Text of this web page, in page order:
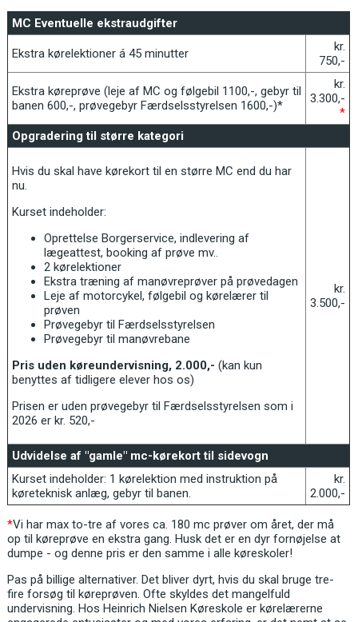
MC Eventuelle ekstraudgifter
Ekstra kørelektioner á 45 minutter
kr.
750,-
Ekstra køreprøve (leje af MC og følgebil 1100,-, gebyr til
banen 600,-, prøvegebyr Færdselsstyrelsen 1600,-)*
kr.
3.300,-
*
Opgradering til større kategori
Hvis du skal have kørekort til en større MC end du har
nu.
Kurset indeholder:
Oprettelse Borgerservice, indlevering af
lægeattest, booking af prøve mv..
2 kørelektioner
Ekstra træning af manøvreprøver på prøvedagen
Leje af motorcykel, følgebil og kørelærer til
prøven
Prøvegebyr til Færdselsstyrelsen
Prøvegebyr til manøvrebane
Pris uden køreundervisning, 2.000,- (kan kun
benyttes af tidligere elever hos os)
Prisen er uden prøvegebyr til Færdselsstyrelsen som i
2026 er kr. 520,-
kr.
3.500,-
Udvidelse af "gamle" mc-kørekort til sidevogn
Kurset indeholder: 1 kørelektion med instruktion på
køreteknisk anlæg, gebyr til banen.
kr.
2.000,-
*Vi har max to-tre af vores ca. 180 mc prøver om året, der må
op til køreprøve en ekstra gang. Husk det er en dyr fornøjelse at
dumpe - og denne pris er den samme i alle køreskoler!
Pas på billige alternativer. Det bliver dyrt, hvis du skal bruge tre-
fire forsøg til køreprøven. Ofte skyldes det mangelfuld
undervisning. Hos Heinrich Nielsen Køreskole er kørelærerne